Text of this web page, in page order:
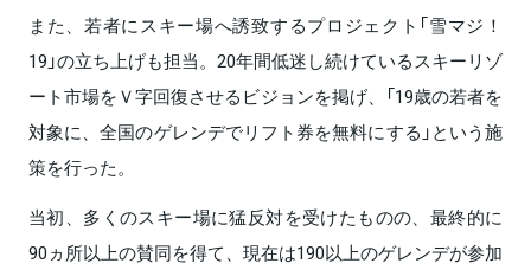
また、若者にスキー場へ誘致するプロジェクト「雪マジ！
19」の立ち上げも担当。20年間低迷し続けているスキーリゾ
ート市場をＶ字回復させるビジョンを掲げ、「19歳の若者を
対象に、全国のゲレンデでリフト券を無料にする」という施
策を行った。
当初、多くのスキー場に猛反対を受けたものの、最終的に
90ヵ所以上の賛同を得て、現在は190以上のゲレンデが参加